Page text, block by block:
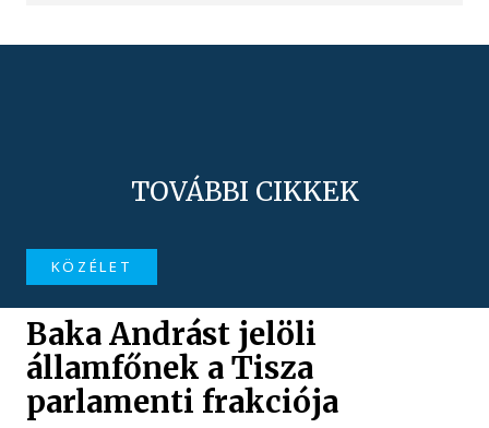
TOVÁBBI CIKKEK
KÖZÉLET
Baka Andrást jelöli
államfőnek a Tisza
parlamenti frakciója